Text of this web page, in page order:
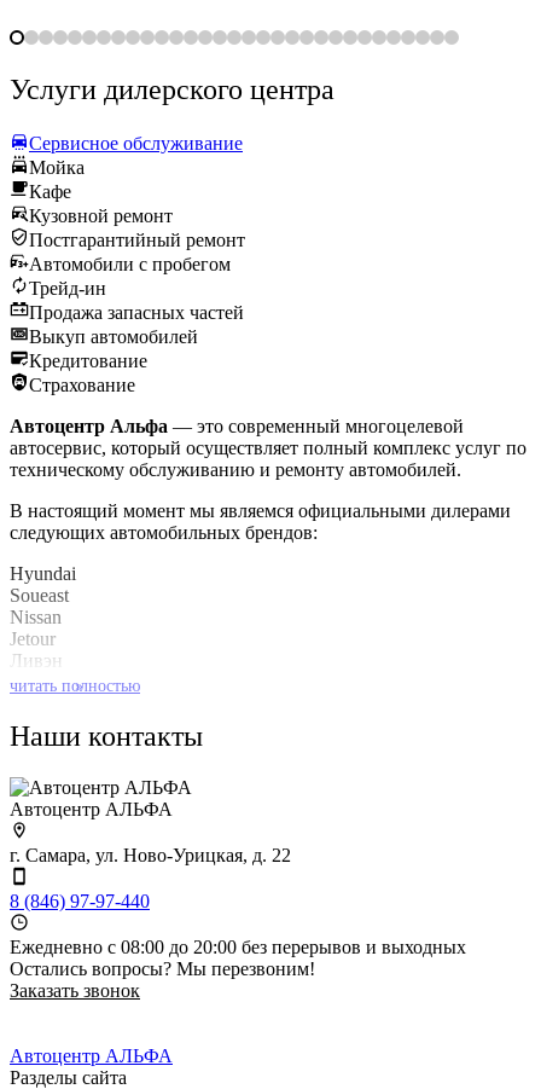
Услуги дилерского центра
Сервисное обслуживание
Мойка
Кафе
Кузовной ремонт
Постгарантийный ремонт
Автомобили с пробегом
Трейд-ин
Продажа запасных частей
Выкуп автомобилей
Кредитование
Страхование
Автоцентр Альфа — это современный многоцелевой
автосервис, который осуществляет полный комплекс услуг по
техническому обслуживанию и ремонту автомобилей.
В настоящий момент мы являемся официальными дилерами
следующих автомобильных брендов:
Hyundai
Soueast
Nissan
Jetour
Ливэн
Kaiyi
Также мы имеем огромный опыт по обслуживанию
читать полностью
»
Наши контакты
Автоцентр АЛЬФА
г. Самара, ул. Ново-Урицкая, д. 22
8 (846) 97-97-440
Ежедневно с 08:00 до 20:00 без перерывов и выходных
Остались вопросы? Мы перезвоним!
Заказать звонок
Автоцентр АЛЬФА
Разделы сайта